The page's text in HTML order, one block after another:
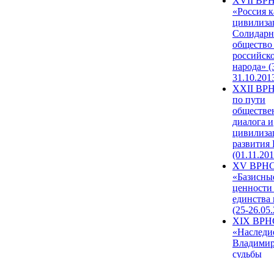
«Россия
народа»
XXII
по пути
диалога и
развития
XV
единства
(25-
XIX
судьбы